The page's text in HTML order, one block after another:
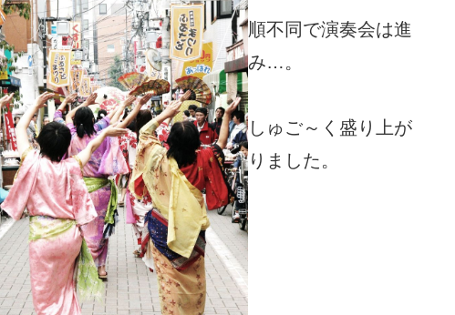
順不同で演奏会は進
み…。
しゅご～く盛り上が
りました。